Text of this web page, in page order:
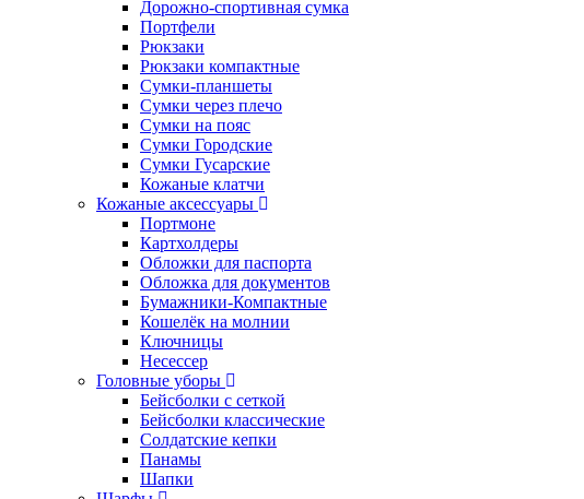
Дорожно-спортивная сумка
Портфели
Рюкзаки
Рюкзаки компактные
Сумки-планшеты
Сумки через плечо
Сумки на пояс
Сумки Городские
Сумки Гусарские
Кожаные клатчи
Кожаные аксессуары
Портмоне
Картхолдеры
Обложки для паспорта
Обложка для документов
Бумажники-Компактные
Кошелёк на молнии
Ключницы
Несессер
Головные уборы
Бейсболки с сеткой
Бейсболки классические
Солдатские кепки
Панамы
Шапки